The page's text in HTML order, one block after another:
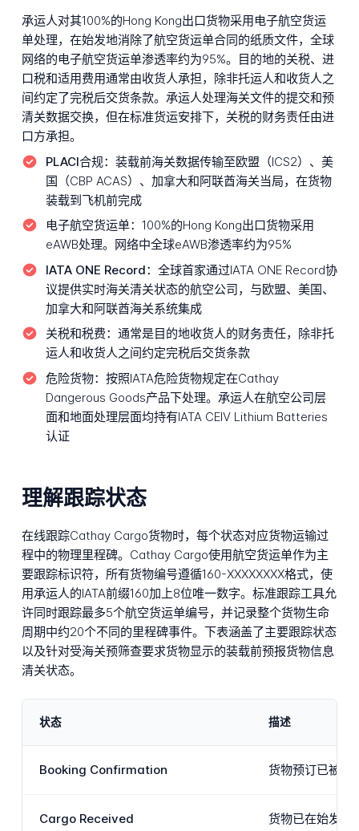
承运人对其100%的Hong Kong出口货物采用电子航空货运
单处理，在始发地消除了航空货运单合同的纸质文件，全球
网络的电子航空货运单渗透率约为95%。目的地的关税、进
口税和适用费用通常由收货人承担，除非托运人和收货人之
间约定了完税后交货条款。承运人处理海关文件的提交和预
清关数据交换，但在标准货运安排下，关税的财务责任由进
口方承担。
PLACI合规： 装载前海关数据传输至欧盟（ICS2）、美
国（CBP ACAS）、加拿大和阿联酋海关当局，在货物
装载到飞机前完成
电子航空货运单： 100%的Hong Kong出口货物采用
eAWB处理。网络中全球eAWB渗透率约为95%
IATA ONE Record： 全球首家通过IATA ONE Record协
议提供实时海关清关状态的航空公司，与欧盟、美国、
加拿大和阿联酋海关系统集成
关税和税费： 通常是目的地收货人的财务责任，除非托
运人和收货人之间约定完税后交货条款
危险货物： 按照IATA危险货物规定在Cathay
Dangerous Goods产品下处理。承运人在航空公司层
面和地面处理层面均持有IATA CEIV Lithium Batteries
认证
理解跟踪状态
在线跟踪Cathay Cargo货物时，每个状态对应货物运输过
程中的物理里程碑。Cathay Cargo使用航空货运单作为主
要跟踪标识符，所有货物编号遵循160-XXXXXXXX格式，使
用承运人的IATA前缀160加上8位唯一数字。标准跟踪工具允
许同时跟踪最多5个航空货运单编号，并记录整个货物生命
周期中约20个不同的里程碑事件。下表涵盖了主要跟踪状态
以及针对受海关预筛查要求货物显示的装载前预报货物信息
清关状态。
状态 描述
Booking Confirmation 货物预订已被
Cargo Received 货物已在始发地